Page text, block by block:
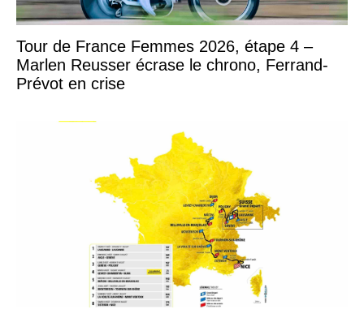
Tour de France Femmes 2026, étape 4 –
Marlen Reusser écrase le chrono, Ferrand-
Prévot en crise